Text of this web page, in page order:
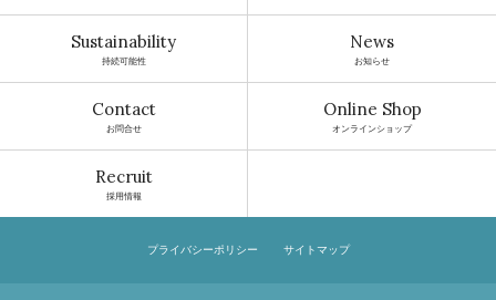
Sustainability
持続可能性
News
お知らせ
Contact
お問合せ
Online Shop
オンラインショップ
Recruit
採用情報
プライバシーポリシー サイトマップ